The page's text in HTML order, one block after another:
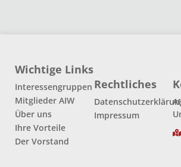
Wichtige Links
Interessengruppen
Mitglieder AIW
Über uns
Ihre Vorteile
Der Vorstand
Rechtliches
Impressum